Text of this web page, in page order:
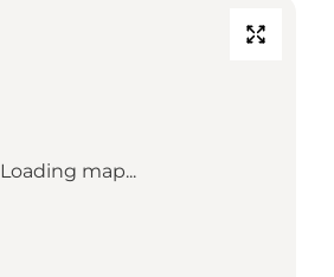
Loading map...